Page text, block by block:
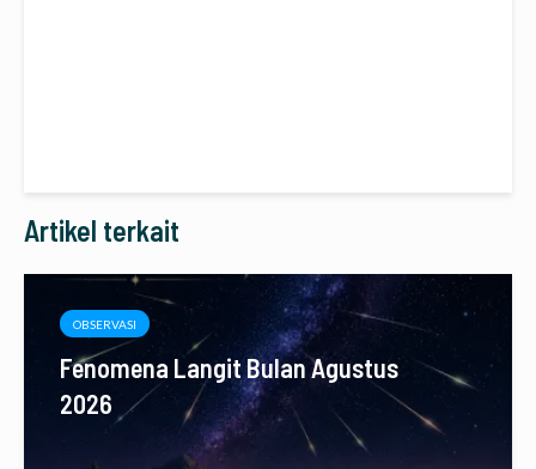
Artikel terkait
OBSERVASI
Fenomena Langit Bulan Agustus
2026